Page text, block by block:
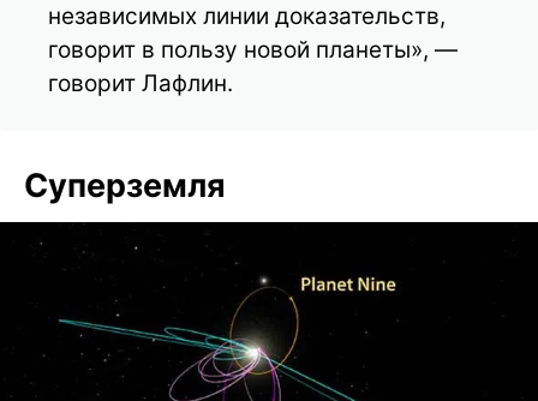
независимых линии доказательств,
говорит в пользу новой планеты», —
говорит Лафлин.
Суперземля